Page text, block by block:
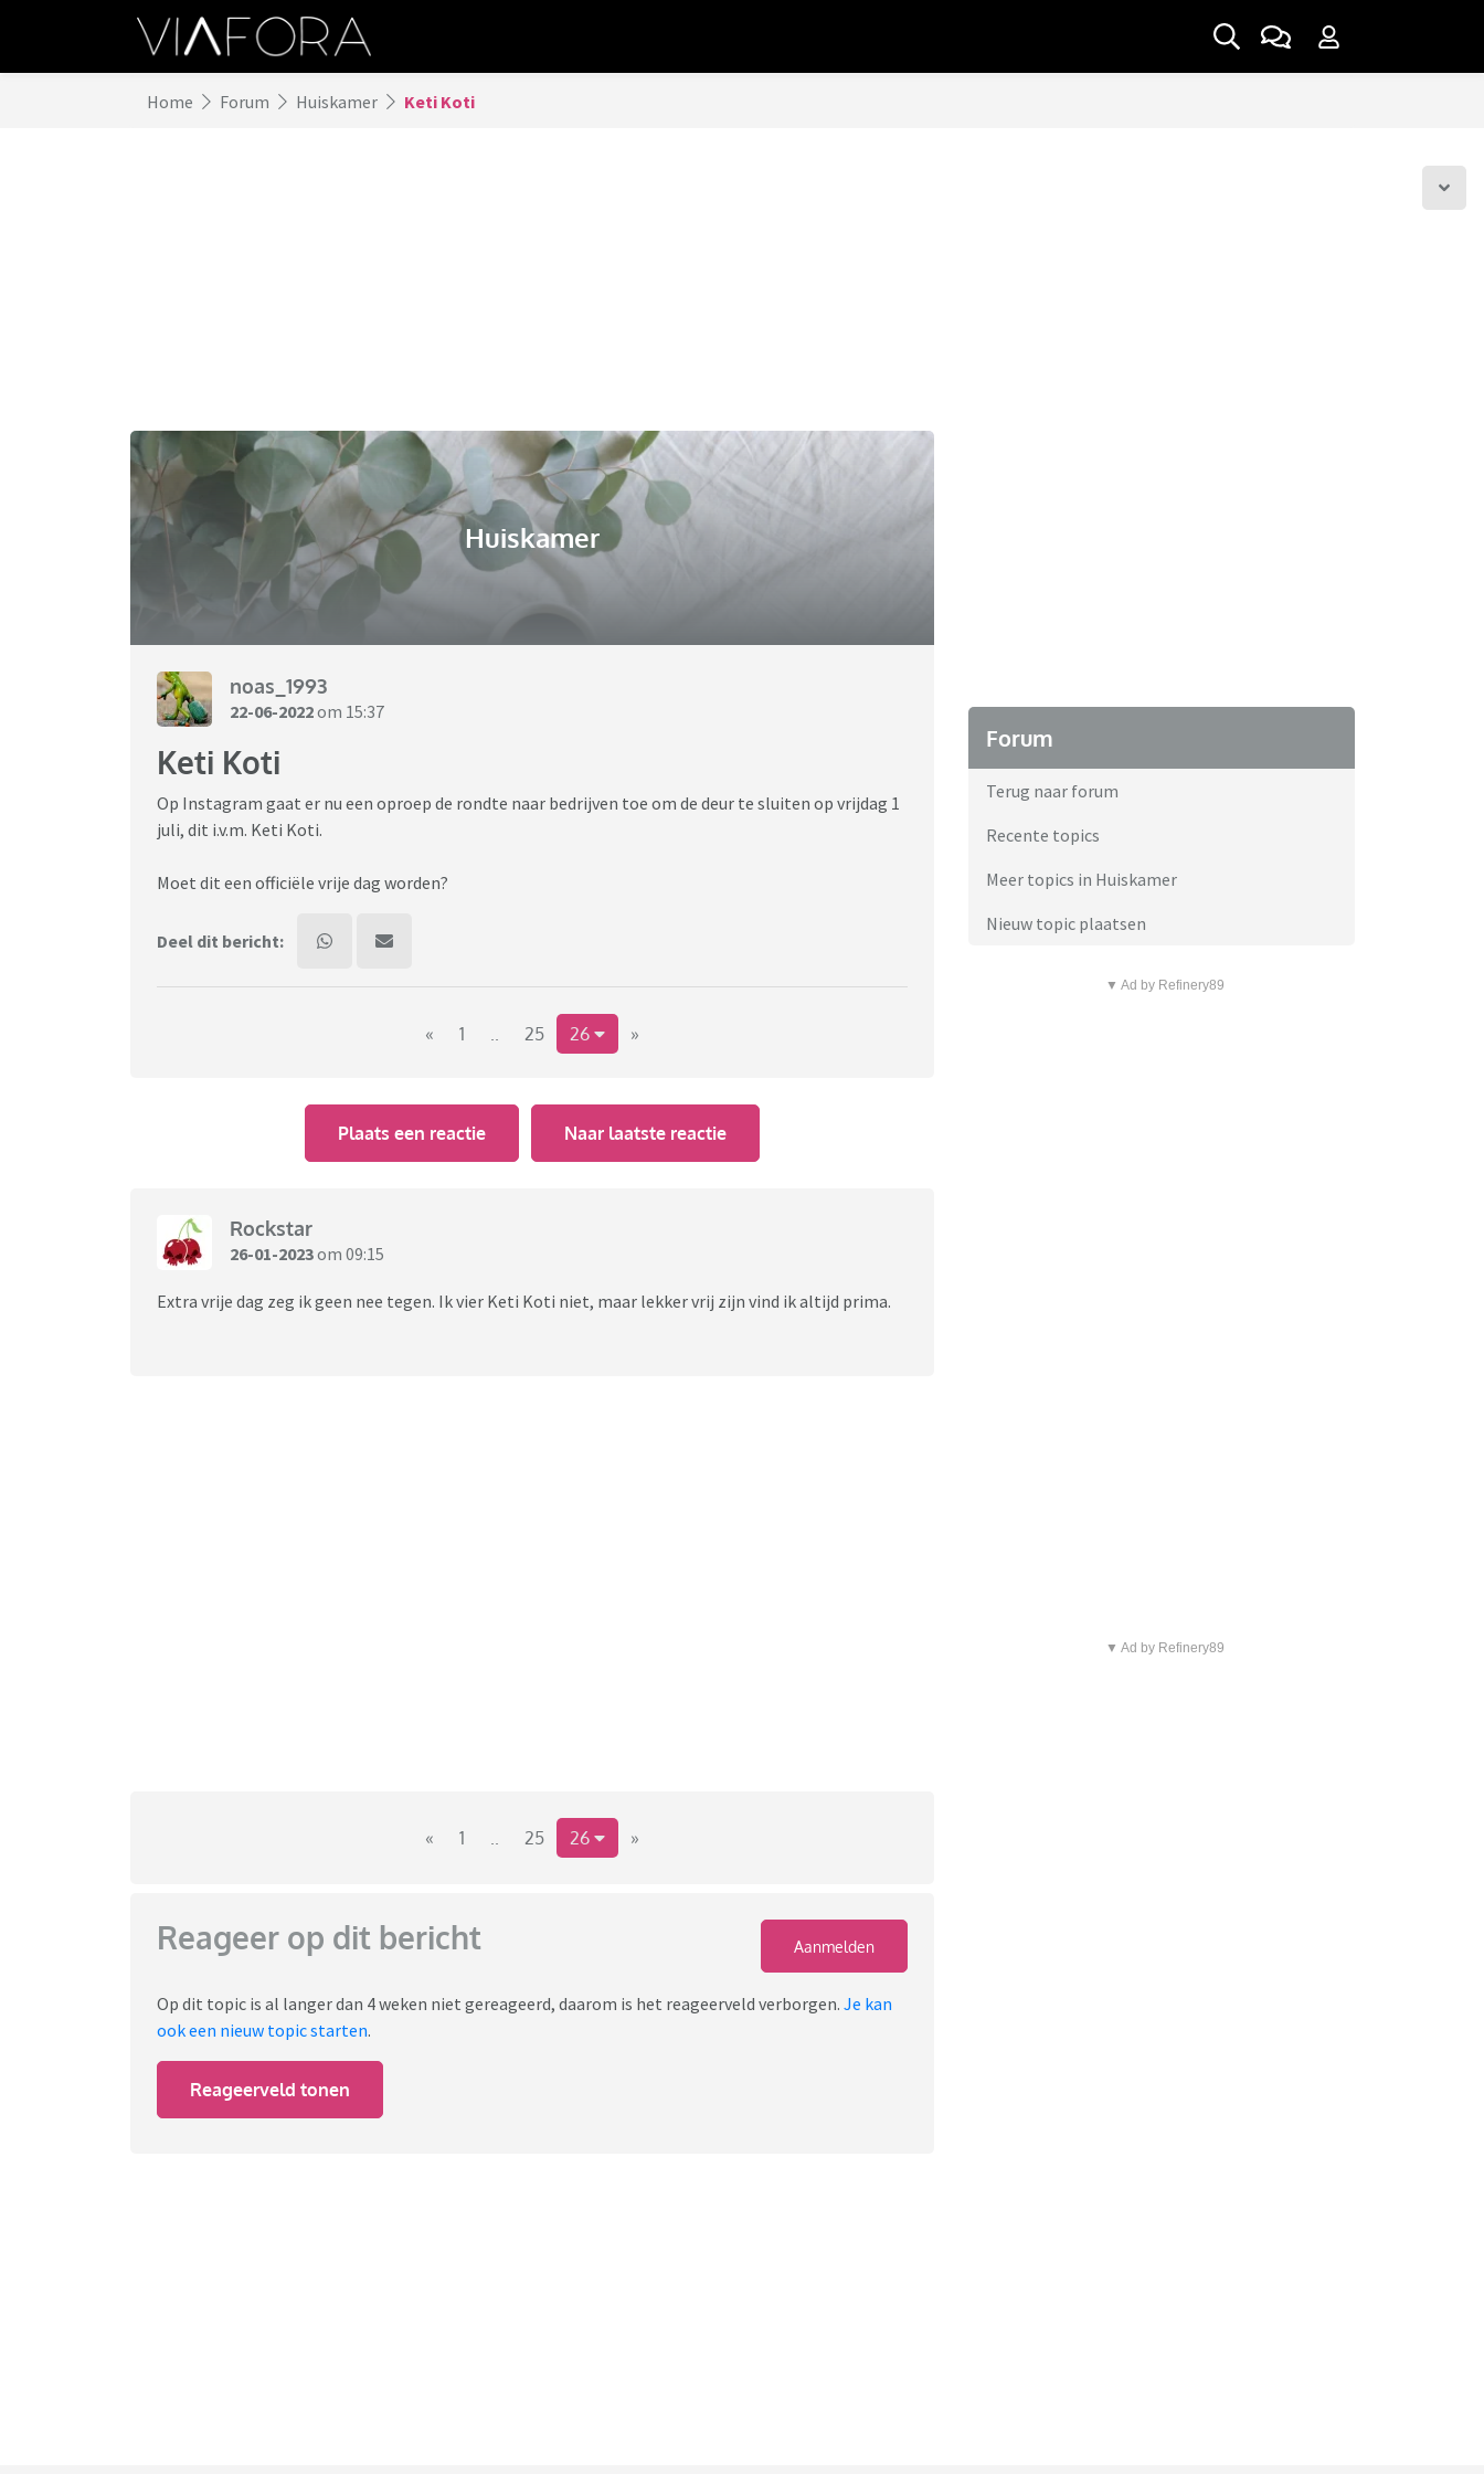
Home Forum Huiskamer Keti Koti
Huiskamer
noas_1993
22-06-2022om 15:37
Keti Koti
Op Instagram gaat er nu een oproep de rondte naar bedrijven toe om de deur te sluiten op vrijdag 1
juli, dit i.v.m. Keti Koti.
Moet dit een officiële vrije dag worden?
Deel dit bericht:
« 1 .. 25 26 »
Plaats een reactie Naar laatste reactie
Rockstar
26-01-2023om 09:15
Extra vrije dag zeg ik geen nee tegen. Ik vier Keti Koti niet, maar lekker vrij zijn vind ik altijd prima.
« 1 25 26 »
Reageer op dit bericht Aanmelden
Op dit topic is al langer dan 4 weken niet gereageerd, daarom is het reageerveld verborgen. Je kan
ook een nieuw topic starten.
Reageerveld tonen
Forum
Terug naar forum
Recente topics
Meer topics in Huiskamer
Nieuw topic plaatsen
▼ Ad by Refinery89
▼ Ad by Refinery89